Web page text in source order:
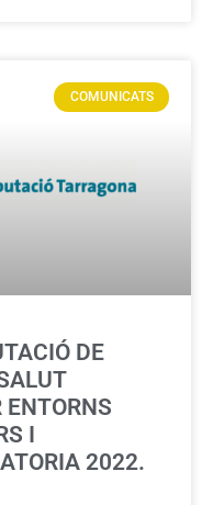
COMUNICATS
DE
ENTORNS
I
2022.